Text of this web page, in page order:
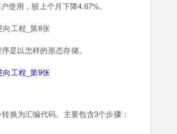
使用，较上个月下降4.67%。
是以怎样的形态存储。
换为汇编代码。主要包含3个步骤：